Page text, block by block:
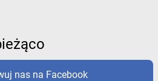
nas na Facebook